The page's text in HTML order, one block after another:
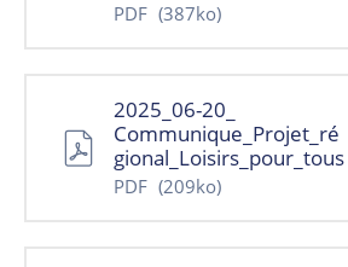
PDF (387ko)
2025_06-20_
Communique_Projet_ré
gional_Loisirs_pour_tous
PDF (209ko)